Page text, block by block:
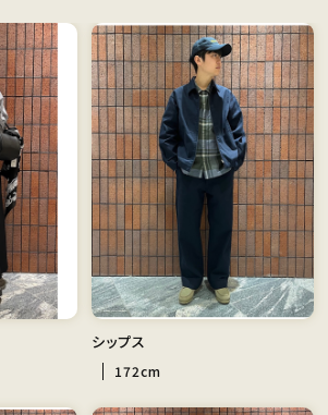
シップス
172cm